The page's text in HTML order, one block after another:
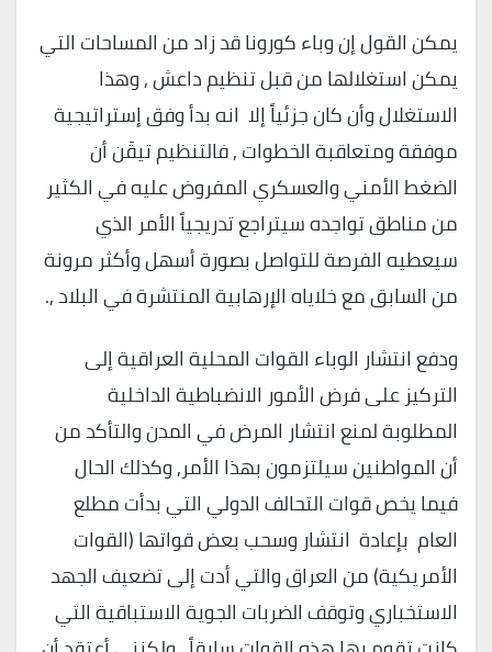
يمكن القول إن وباء كورونا قد زاد من المساحات التي
يمكن استغلالها من قبل تنظيم داعش , وهذا
الاستغلال وأن كان جزئياً إلا انه بدأ وفق إستراتيجية
موفقة ومتعاقبة الخطوات , فالتنظيم تيقَن أن
الضغط الأمني والعسكري المفروض عليه في الكثير
من مناطق تواجده سيتراجع تدريجياً الأمر الذي
سيعطيه الفرصة للتواصل بصورة أسهل وأكثر مرونة
من السابق مع خلاياه الإرهابية المنتشرة في البلاد ,.
ودفع انتشار الوباء القوات المحلية العراقية إلى
التركيز على فرض الأمور الانضباطية الداخلية
المطلوبة لمنع انتشار المرض في المدن والتأكد من
أن المواطنين سيلتزمون بهذا الأمر, وكذلك الحال
فيما يخص قوات التحالف الدولي التي بدأت مطلع
العام بإعادة انتشار وسحب بعض قواتها (القوات
الأمريكية) من العراق والتي أدت إلى تضعيف الجهد
الاستخباري وتوقف الضربات الجوية الاستباقية التي